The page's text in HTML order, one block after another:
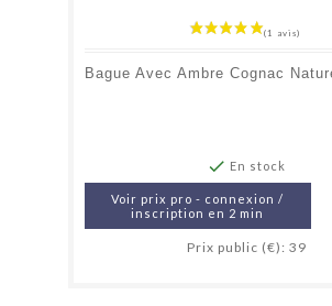
 En stock
Voir prix pro - connexion /
inscription en 2 min
Prix public (€): 39